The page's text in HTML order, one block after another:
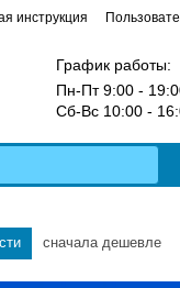
инструкция
График работы:
Пн-Пт 9:00 -
Сб-Вс 10:00 -
сначала дешевле